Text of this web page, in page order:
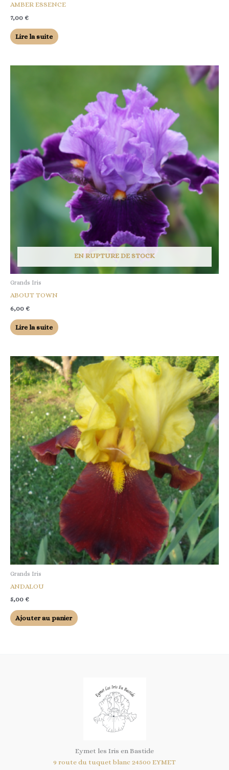
AMBER ESSENCE
7,00 €
Lire la suite
EN RUPTURE DE STOCK
Grands Iris
ABOUT TOWN
6,00 €
Lire la suite
Grands Iris
ANDALOU
5,00 €
Ajouter au panier
Eymet les Iris en Bastide
9 route du tuquet blanc 24500 EYMET